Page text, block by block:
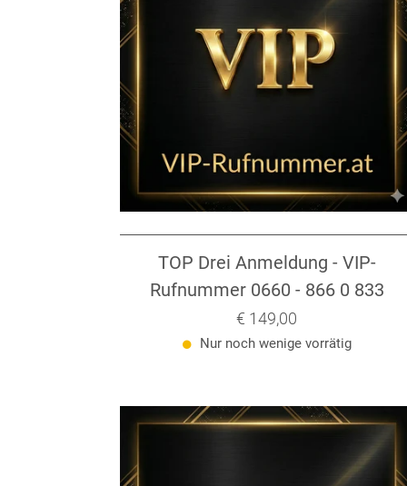
TOP Drei Anmeldung - VIP-
Rufnummer 0660 - 866 0 833
Verkaufspreis: € 149,00
€ 149,00
Nur noch wenige vorrätig